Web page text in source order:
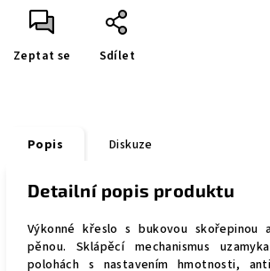
Zeptat se Sdílet
Popis Diskuze
Detailní popis produktu
Výkonné křeslo s bukovou skořepinou
pěnou. Sklápěcí mechanismus
polohách s nastavením hmotnosti,